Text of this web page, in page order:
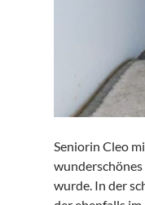
Seniorin Cleo
wurde. In der